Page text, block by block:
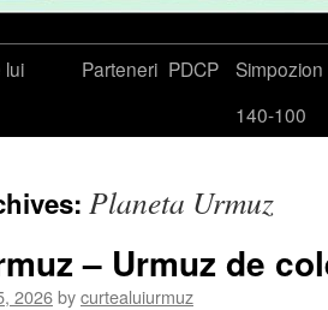
lui
Parteneri PDCP
140-100
Planeta Urmuz
– Urmuz de
2026bycurtealuiurmuz